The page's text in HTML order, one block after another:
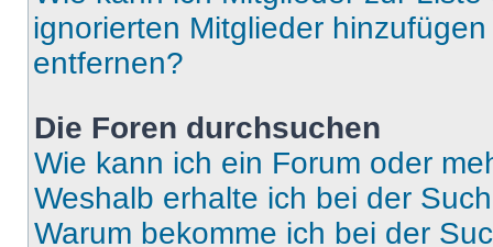
ignorierten Mitglieder
entfernen?
Die Foren durchsuchen
Wie kann ich ein Forum oder
Weshalb erhalte ich bei der
Warum bekomme ich bei der